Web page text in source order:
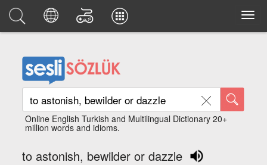
Online English Turkish and Multilingual Dictionary 20+
million words and idioms.
to astonish, bewilder or dazzle